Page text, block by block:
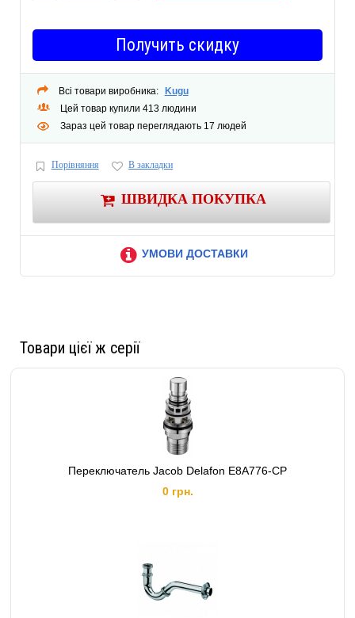
Получить скидку
Всі товари виробника:
Kugu
Цей товар купили 413 людини
Зараз цей товар переглядають 17 людей
Порівняння В закладки
ШВИДКА ПОКУПКА
УМОВИ ДОСТАВКИ
Товари цієї ж серії
Переключатель Jacob Delafon E8A776-CP
0 грн.